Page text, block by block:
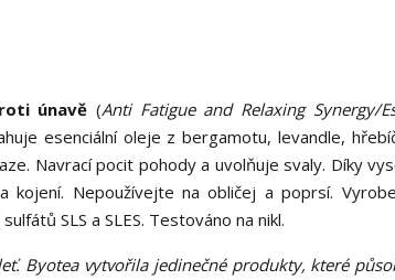
únavě(Anti Fatigue and Relaxing Synergy/
esenciální oleje z bergamotu, levandle,
Navrací pocit pohody a uvolňuje svaly. Díky
kojení. Nepoužívejte na obličej a poprsí.
SLS a SLES. Testováno na nikl.
Byotea vytvořila jedinečné produkty, které